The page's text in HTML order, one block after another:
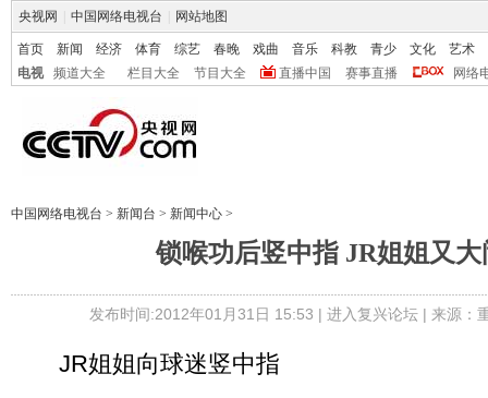
央视网 中国网络电视台 网站地图
首页 新闻 经济 体育 综艺 春晚 戏曲 音乐 科教 青少 文化
艺术
电视
频道大全 栏目大全 节目大全 直播中国 赛事直播 网络
中国网络电视台 > 新闻台 > 新闻中心 >
锁喉功后竖中指 JR姐姐又
发布时间:2012年01月31日 15:53 | 进入复兴论坛| 来源：
JR姐姐向球迷竖中指